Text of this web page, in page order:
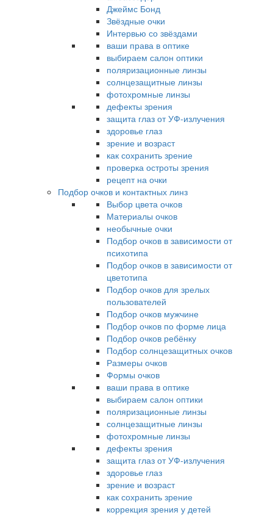
Джеймс Бонд
Звёздные очки
Интервью со звёздами
ваши права в оптике
выбираем салон оптики
поляризационные линзы
солнцезащитные линзы
фотохромные линзы
дефекты зрения
защита глаз от УФ-излучения
здоровье глаз
зрение и возраст
как сохранить зрение
проверка остроты зрения
рецепт на очки
Подбор очков и контактных линз
Выбор цвета очков
Материалы очков
необычные очки
Подбор очков в зависимости от
психотипа
Подбор очков в зависимости от
цветотипа
Подбор очков для зрелых
пользователей
Подбор очков мужчине
Подбор очков по форме лица
Подбор очков ребёнку
Подбор солнцезащитных очков
Размеры очков
Формы очков
ваши права в оптике
выбираем салон оптики
поляризационные линзы
солнцезащитные линзы
фотохромные линзы
дефекты зрения
защита глаз от УФ-излучения
здоровье глаз
зрение и возраст
как сохранить зрение
коррекция зрения у детей